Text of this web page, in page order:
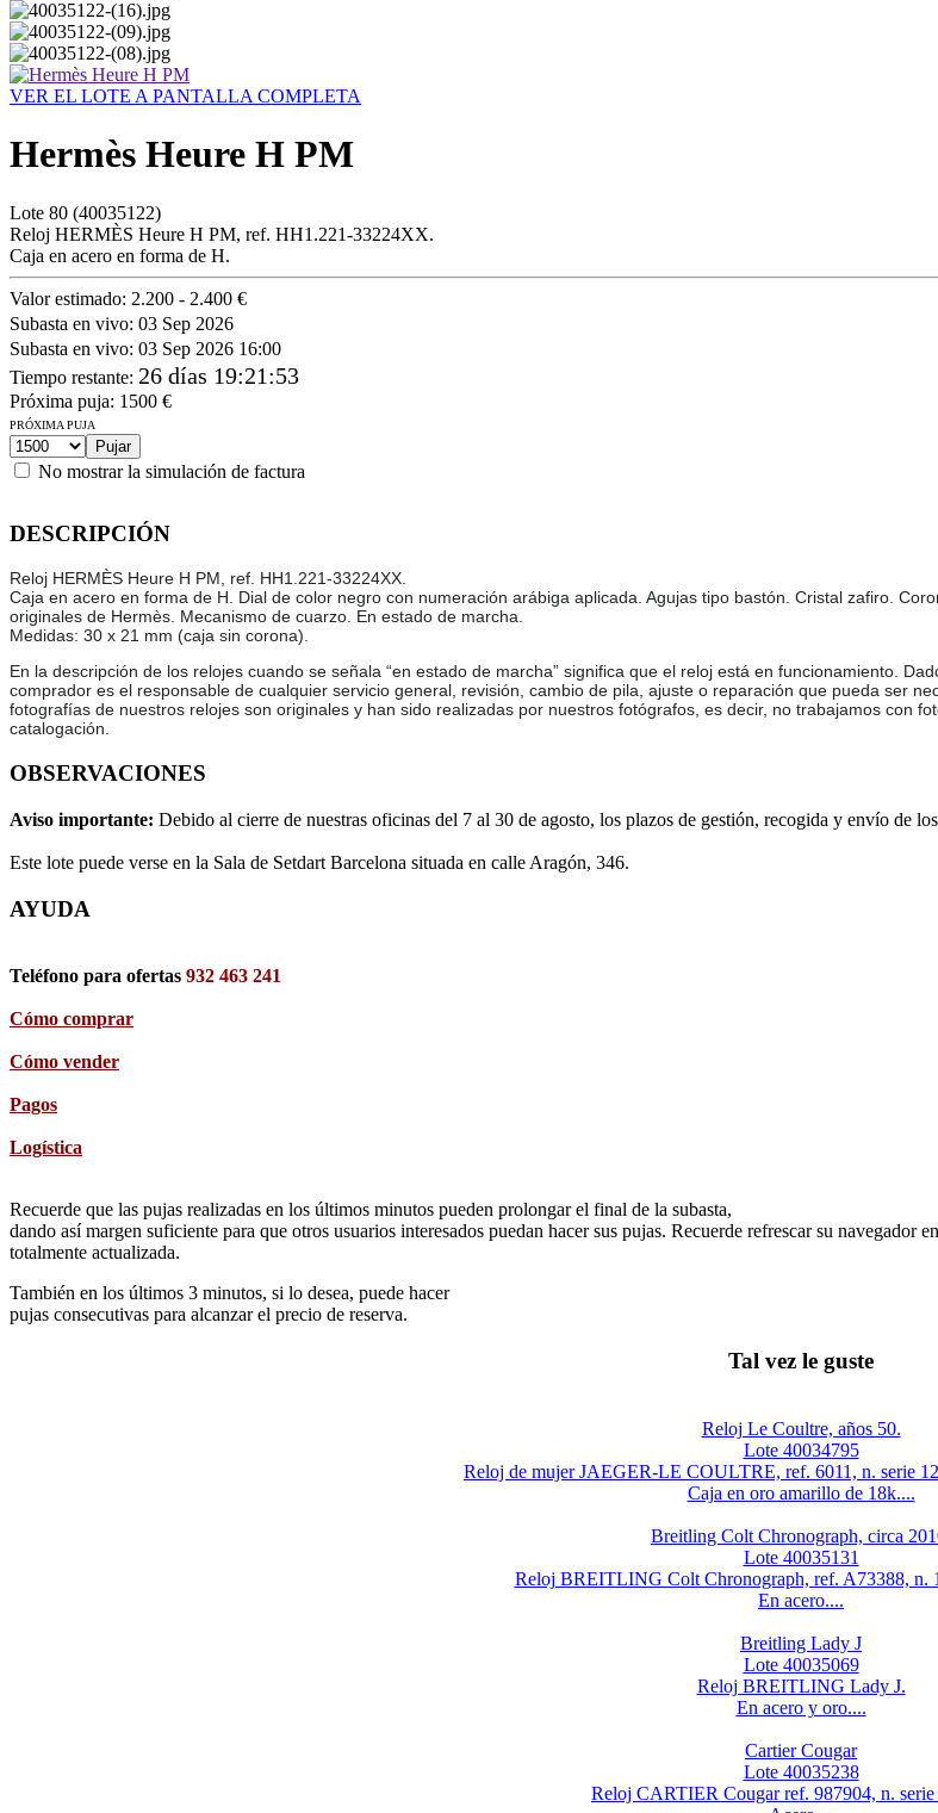
VER EL LOTE A PANTALLA COMPLETA
Hermès Heure H PM
Lote 80 (40035122)
Reloj HERMÈS Heure H PM, ref. HH1.221-33224XX.
Caja en acero en forma de H.
Valor estimado: 2.200 - 2.400 €
Subasta en vivo: 03 Sep 2026
Subasta en vivo: 03 Sep 2026 16:00
Tiempo restante: 26 días 19:21:53
Próxima puja: 1500 €
PRÓXIMA PUJA
No mostrar la simulación de factura
DESCRIPCIÓN
Reloj HERMÈS Heure H PM, ref. HH1.221-33224XX.
Caja en acero en forma de H. Dial de color negro con numeración arábiga aplicada. Agujas tipo bastón. Cristal zafiro.
originales de Hermès. Mecanismo de cuarzo. En estado de marcha.
Medidas: 30 x 21 mm (caja sin corona).
En la descripción de los relojes cuando se señala “en estado de marcha” significa que el reloj está en funcionamiento.
comprador es el responsable de cualquier servicio general, revisión, cambio de pila, ajuste o reparación que pueda ser
fotografías de nuestros relojes son originales y han sido realizadas por nuestros fotógrafos, es decir, no trabajamos con
catalogación.
OBSERVACIONES
Aviso importante: Debido al cierre de nuestras oficinas del 7 al 30 de agosto, los plazos de gestión, recogida y envío de
Este lote puede verse en la Sala de Setdart Barcelona situada en calle Aragón, 346.
AYUDA
Teléfono para ofertas 932 463 241
Cómo comprar
Cómo vender
Pagos
Logística
Recuerde que las pujas realizadas en los últimos minutos pueden prolongar el final de la subasta,
dando así margen suficiente para que otros usuarios interesados puedan hacer sus pujas. Recuerde refrescar su
totalmente actualizada.
También en los últimos 3 minutos, si lo desea, puede hacer
pujas consecutivas para alcanzar el precio de reserva.
Tal vez le guste
Reloj Le Coultre, años 50.
Lote 40034795
Reloj de mujer JAEGER-LE COULTRE, ref. 6011, n. serie
Caja en oro amarillo de 18k....
Breitling Colt Chronograph, circa
Lote 40035131
Reloj BREITLING Colt Chronograph, ref. A73388, n.
En acero....
Breitling Lady J
Lote 40035069
Reloj BREITLING Lady J.
En acero y oro....
Cartier Cougar
Lote 40035238
Reloj CARTIER Cougar ref. 987904, n.